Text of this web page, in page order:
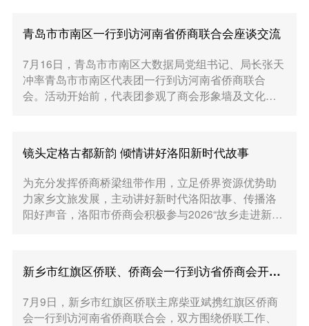
青岛市市南区一行到访河南省侨商联合会座谈交流
7月16日，青岛市市南区大数据局党组书记、局长张天
冲率青岛市市南区代表团一行到访河南省侨商联合
会。活动开始前，代表团参观了商会形象墙及文化展
镜头定格古都新韵 倾情讲好洛阳新时代故事
为充分发挥侨商桥梁纽带作用，立足侨界资源优势助
力家乡文旅发展，主动讲好新时代洛阳故事、传播洛
阳好声音，洛阳市侨商会积极参与2026“故乡走进新时
新乡市红旗区侨联、侨商会一行到访省侨商会开展学习交流
7月9日，新乡市红旗区侨联主席柴亚斌携红旗区侨商
会一行到访河南省侨商联合会，双方围绕侨联工作、